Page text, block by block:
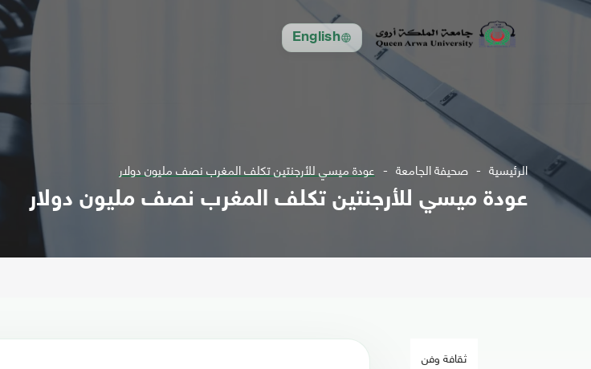
English
الرئيسية صحيفة الجامعة عودة ميسي للأرجنتين تكلف المغرب نصف مليون دولار
عودة ميسي للأرجنتين تكلف المغرب نصف مليون دولار
ثقافة وفن